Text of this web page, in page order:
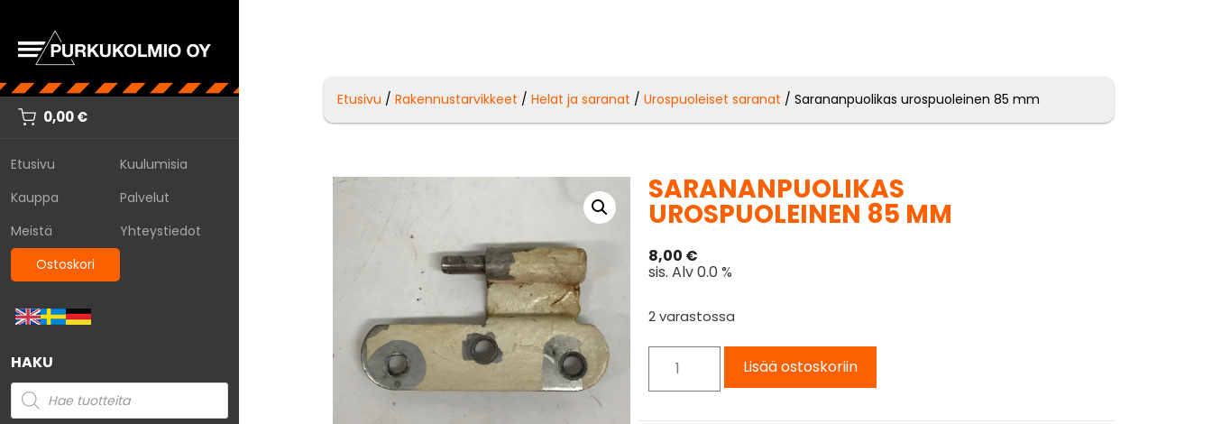
0,00€
Etusivu
Kuulumisia
Kauppa
Palvelut
Meistä
Yhteystiedot
Ostoskori
HAKU
Etusivu /Rakennustarvikkeet /Helat ja saranat /Urospuoleiset saranat / Sarananpuolikas urospuoleinen 85 mm
SARANANPUOLIKAS
UROSPUOLEINEN 85 MM
8,00 €
sis. Alv 0.0 %
2 varastossa
Lisää ostoskoriin